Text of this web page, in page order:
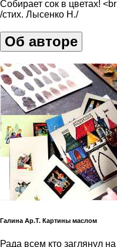
Собирает сок в цветах!
/стих. Лысенко Н./
Об авторе
Галина Ар.Т. Картины маслом
Рада всем кто заглянул